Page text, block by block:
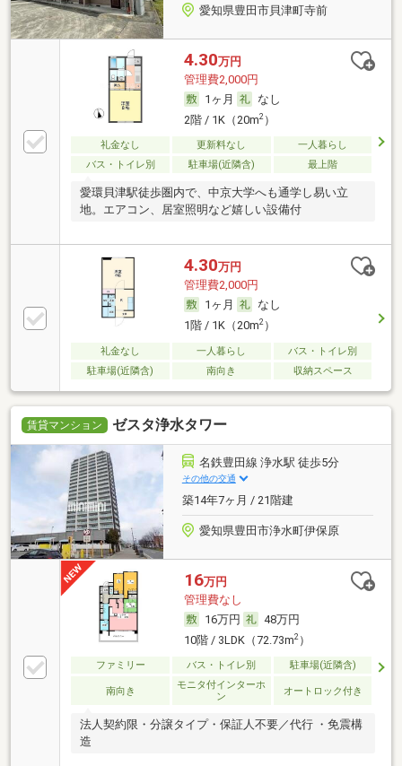
愛知県豊田市貝津町寺前
4.30万円
管理費2,000円
1ヶ月
なし
2階 / 1K（20m2）
礼金なし 更新料なし
一人暮らし
バス・トイレ別
駐車場(近隣含) 最上階
愛環貝津駅徒歩圏内で、中京大学へも通学し易い立
地。エアコン、居室照明など嬉しい設備付
4.30万円
管理費2,000円
1ヶ月
なし
1階 / 1K（20m2）
礼金なし 一人暮らし
バス・トイレ別
駐車場(近隣含)
南向き 収納スペース
賃貸マンション ゼスタ浄水タワー
名鉄豊田線 浄水駅 徒歩5分
その他の交通
築14年7ヶ月 / 21階建
愛知県豊田市浄水町伊保原
16万円
管理費なし
16万円
48万円
10階 / 3LDK（72.73m2）
ファミリー バス・トイレ別 駐車場(近隣含)
南向き
モニタ付インターホ
ン
オートロック付き
法人契約限・分譲タイプ・保証人不要／代行 ・免震構
造